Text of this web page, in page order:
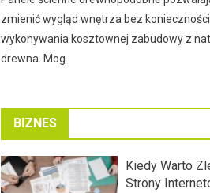
zmienić wygląd wnętrza bez konieczności
wykonywania kosztownej zabudowy z
drewna. Mog
BIZNES
Kiedy Warto
Strony